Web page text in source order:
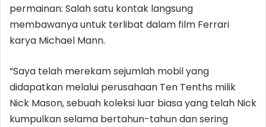
permainan: Salah satu kontak langsung
membawanya untuk terlibat dalam film Ferrari
karya Michael Mann.
“Saya telah merekam sejumlah mobil yang
didapatkan melalui perusahaan Ten Tenths milik
Nick Mason, sebuah koleksi luar biasa yang telah Nick
kumpulkan selama bertahun-tahun dan sering